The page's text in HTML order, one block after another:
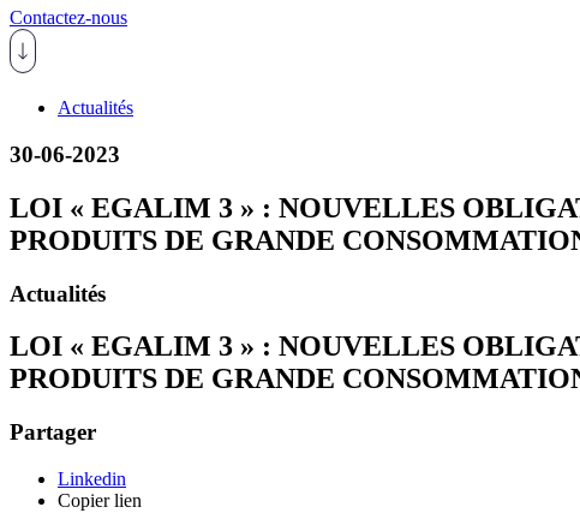
Contactez-nous
Actualités
30-06-2023
LOI « EGALIM 3 » : NOUVELLES
PRODUITS DE GRANDE
Actualités
LOI « EGALIM 3 » : NOUVELLES
PRODUITS DE GRANDE
Partager
Linkedin
Copier lien